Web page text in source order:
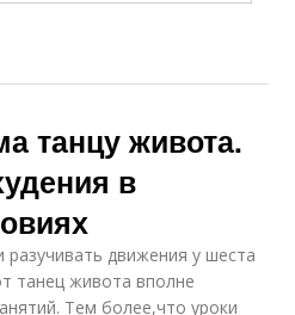
танцу живота.
в
движения у шеста
танец живота вполне
Тем более,что уроки